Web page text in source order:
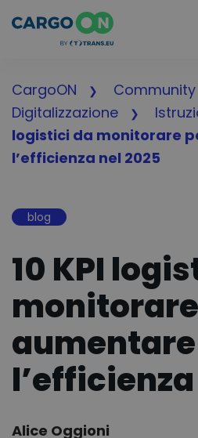
CargoON Community
Digitalizzazione
logistici da monitorare
l’efficienza nel 2025
blog
10 KPI
aumentare
Author:
Alice Oggioni